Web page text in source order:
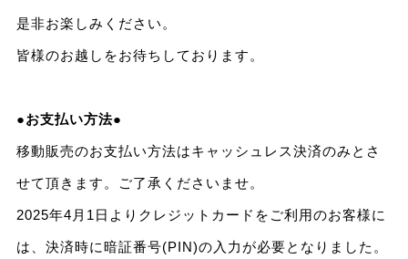
是非お楽しみください。
皆様のお越しをお待ちしております。
●お支払い方法●
移動販売のお支払い方法はキャッシュレス決済のみとさ
せて頂きます。ご了承くださいませ。
2025年4月1日よりクレジットカードをご利用のお客様に
は、決済時に暗証番号(PIN)の入力が必要となりました。